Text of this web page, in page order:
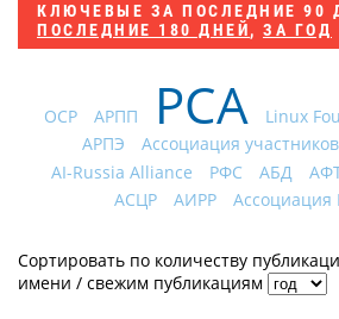
КЛЮЧЕВЫЕ ЗА ПОСЛЕДНИЕ 90
ПОСЛЕДНИЕ 180 ДНЕЙ, ЗА ГОД
OCP АРПП РСА Linux
АРПЭ
Ассоциация
AI-Russia Alliance
РФС АБД
АСЦР
АИРР Ассоциация
Сортировать по количеству
имени / свежим публикациям